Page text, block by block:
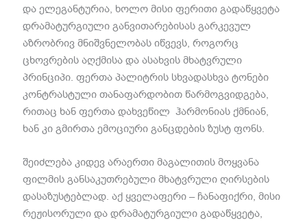
და ელეგანტურია, ხოლო მისი ფერითი გადაწყვეტა
დრამატურგიული განვითარებისას გარკევულ
აზრობრივ მნიშვნელობას იწვევს, როგორც
ცხოვრების აღქმისა და ასახვის მხატვრული
პრინციპი. ფერთა პალიტრის სხვადასხვა ტონები
კონტრასტული თანაფარდობით წარმოგვიდგება,
რითაც ხან ფერთა დახვეწილ ჰარმონიას ქმნიან,
ხან კი გმირთა ემოციური განცდების ზუსტ ფონს.
შეიძლება კიდევ არაერთი მაგალითის მოყვანა
ფილმის განსაკუთრებული მხატვრული ღირსების
დასაზუსტებლად. აქ ყველაფერი – ჩანაფიქრი, მისი
რეჟისორული და დრამატურგიული გადაწყვეტა,